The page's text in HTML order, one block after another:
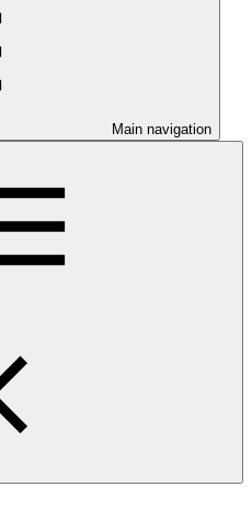
Main navigation